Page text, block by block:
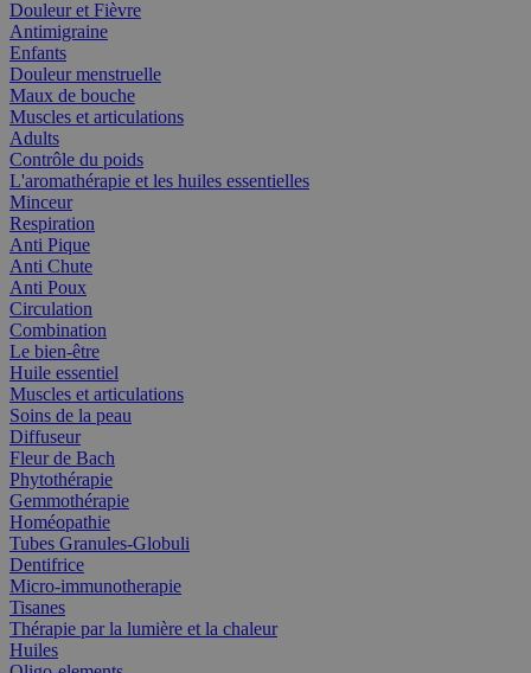
Douleur et Fièvre
Antimigraine
Enfants
Douleur menstruelle
Maux de bouche
Muscles et articulations
Adults
Contrôle du poids
L'aromathérapie et les huiles essentielles
Minceur
Respiration
Anti Pique
Anti Chute
Anti Poux
Circulation
Combination
Le bien-être
Huile essentiel
Muscles et articulations
Soins de la peau
Diffuseur
Fleur de Bach
Phytothérapie
Gemmothérapie
Homéopathie
Tubes Granules-Globuli
Dentifrice
Micro-immunotherapie
Tisanes
Thérapie par la lumière et la chaleur
Huiles